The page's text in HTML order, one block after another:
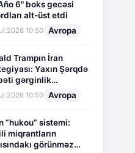
6" boks gecəsi
alt-üst etdi
10:50 Avropa
Trampın İran
Yaxın Şərqdə
gərginlik
10:50 Avropa
“hukou” sistemi:
miqrantların
görünməz